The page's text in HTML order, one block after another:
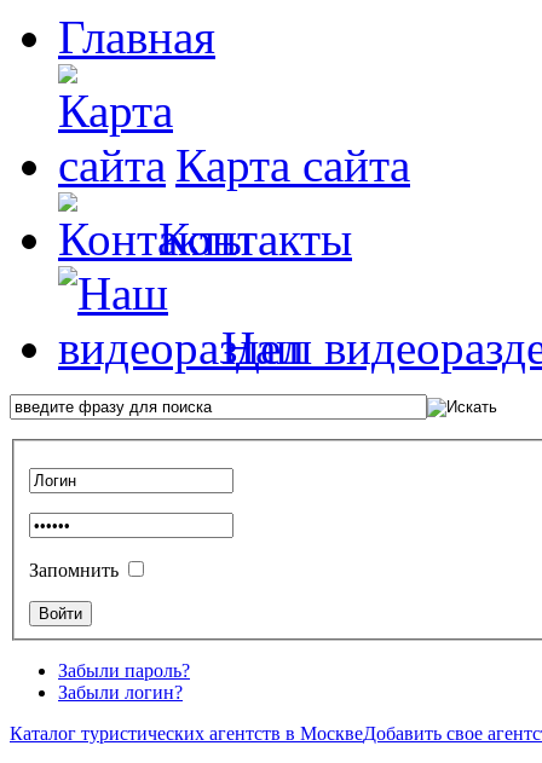
Главная
Карта сайта
Контакты
Наш
Запомнить
Забыли пароль?
Забыли логин?
Каталог туристических агентств в МосквеДобавить свое